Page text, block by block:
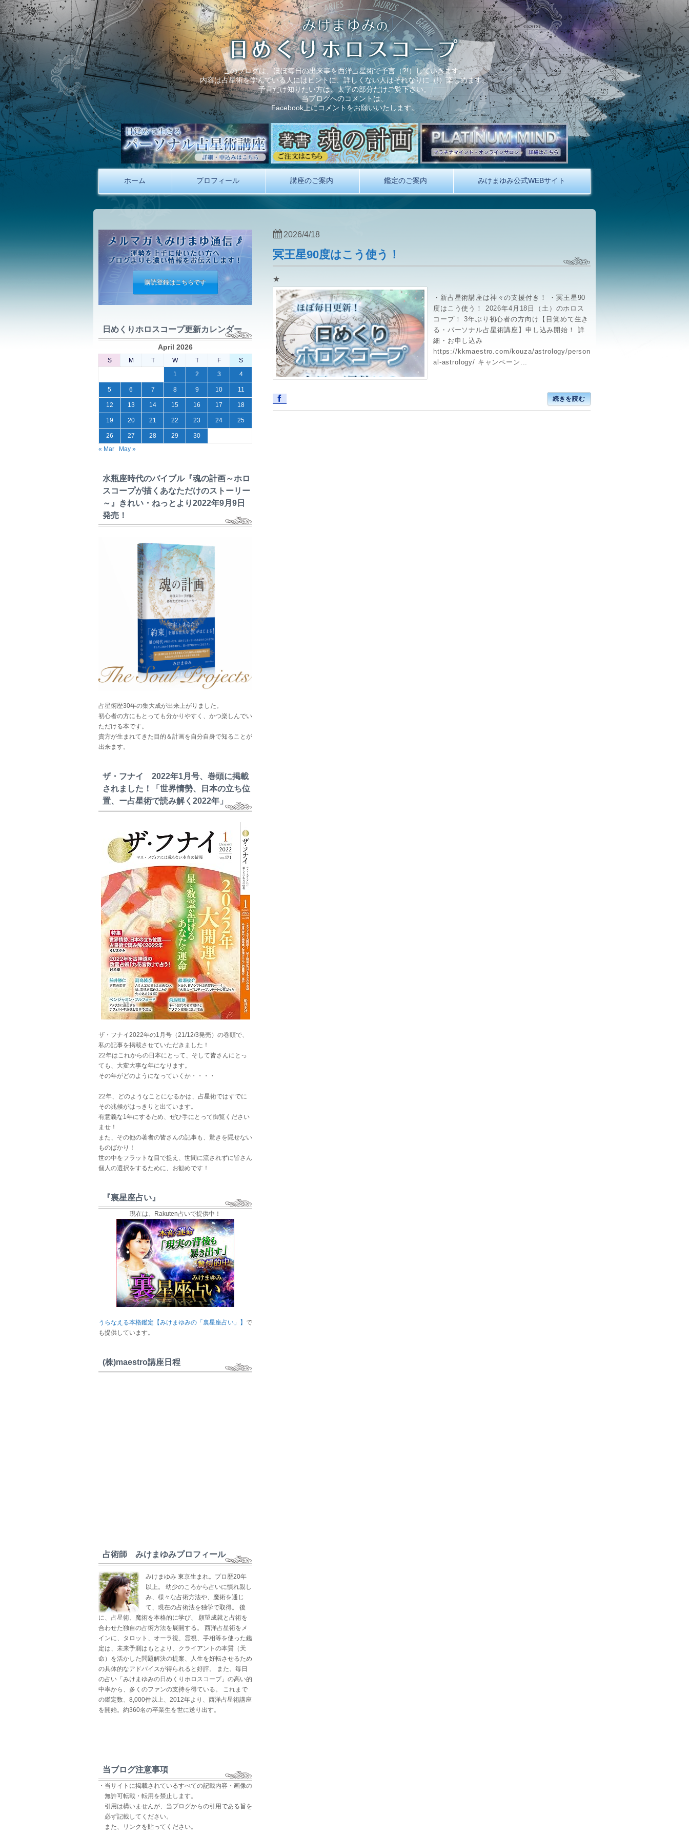
このブログは、ほぼ毎日の出来事を西洋占星術で予言（?!）していきます。
内容は占星術を学んでいる人にはヒントに、詳しくない人はそれなりに（!）楽しめます。
予言だけ知りたい方は、太字の部分だけご覧下さい。
当ブログへのコメントは、
Facebook上にコメントをお願いいたします。
ホーム プロフィール 講座のご案内 鑑定のご案内 みけまゆみ公式WEBサイト
冥王星90度はこう使う！
★
・新占星術講座は神々の支援付き！ ・冥王星90
度はこう使う！ 2026年4月18日（土）のホロス
コープ！ 3年ぶり初心者の方向け【目覚めて生き
る・パーソナル占星術講座】申し込み開始！ 詳
細・お申し込み
https://kkmaestro.com/kouza/astrology/person
al-astrology/ キャンペーン...
続きを読む
2026/4/18
購読登録はこちらです
日めくりホロスコープ更新カレンダー
April 2026
S M T W T F
S
1
2 3 4
5 6 7 8 9 10 11
12 13 14 15 16 17 18
19 20 21 22 23 24 25
26 27 28 29
30
« Mar
May »
水瓶座時代のバイブル『魂の計画～ホロ
スコープが描くあなただけのストーリー
～』きれい・ねっとより2022年9月9日
発売！
占星術歴30年の集大成が出来上がりました。
初心者の方にもとっても分かりやすく、かつ楽しんでい
ただける本です。
貴方が生まれてきた目的＆計画を自分自身で知ることが
出来ます。
ザ・フナイ 2022年1月号、巻頭に掲載
されました！「世界情勢、日本の立ち位
置、ー占星術で読み解く2022年」
ザ・フナイ2022年の1月号（21/12/3発売）の巻頭で、
私の記事を掲載させていただきました！
22年はこれからの日本にとって、そして皆さんにとっ
ても、大変大事な年になります。
その年がどのようになっていくか・・・・
22年、どのようなことになるかは、占星術ではすでに
その兆候がはっきりと出ています。
有意義な1年にするため、ぜひ手にとって御覧ください
ませ！
また、その他の著者の皆さんの記事も、驚きを隠せない
ものばかり！
世の中をフラットな目で捉え、世間に流されずに皆さん
個人の選択をするために、お勧めです！
『裏星座占い』
現在は、Rakuten占いで提供中！
うらなえる本格鑑定【みけまゆみの「裏星座占い」】 で
も提供しています。
(株)maestro講座日程
占術師 みけまゆみプロフィール
みけまゆみ 東京生まれ。プロ歴20年
以上。 幼少のころから占いに慣れ親し
み、様々な占術方法や、魔術を通じ
て、現在の占術法を独学で取得。 後
に、占星術、魔術を本格的に学び、 願望成就と占術を
合わせた独自の占術方法を展開する。 西洋占星術をメ
インに、タロット、オーラ視、霊視、手相等を使った鑑
定は、未来予測はもとより、クライアントの本質（天
命）を活かした問題解決の提案、人生を好転させるため
の具体的なアドバイスが得られると好評。 また、毎日
の占い「みけまゆみの日めくりホロスコープ」の高い的
中率から、多くのファンの支持を得ている。 これまで
の鑑定数、8,000件以上、2012年より、西洋占星術講座
を開始。約360名の卒業生を世に送り出す。
当ブログ注意事項
・当サイトに掲載されているすべての記載内容・画像の
無許可転載・転用を禁止します。
引用は構いませんが、当ブログからの引用である旨を
必ず記載してください。
また、リンクを貼ってください。